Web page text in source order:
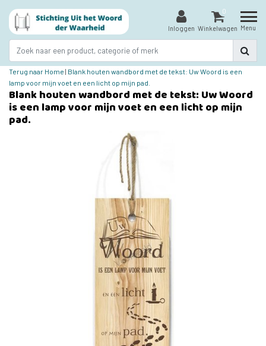
Inloggen
0
Winkelwagen Menu
Terug naar Home | Blank houten wandbord met de tekst: Uw Woord is een
lamp voor mijn voet en een licht op mijn pad.
Blank houten wandbord met de tekst: Uw Woord
is een lamp voor mijn voet en een licht op mijn
pad.